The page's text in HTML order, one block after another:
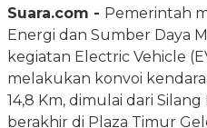
Suara.com - Pemerintah
Energi dan Sumber Daya
kegiatan Electric Vehicle
melakukan konvoi
14,8 Km, dimulai dari
berakhir di Plaza Timur